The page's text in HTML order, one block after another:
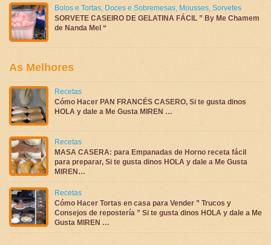
Bolos e Tortas, Doces e Sobremesas, Mousses, Sorvetes
SORVETE CASEIRO DE GELATINA FÁCIL ” By Me Chamem
de Nanda Mel “
As Melhores
Recetas
Cómo Hacer PAN FRANCÉS CASERO, Si te gusta dinos
HOLA y dale a Me Gusta MIREN …
Recetas
MASA CASERA: para Empanadas de Horno receta fácil
para preparar, Si te gusta dinos HOLA y dale a Me Gusta
MIREN…
Recetas
Cómo Hacer Tortas en casa para Vender ” Trucos y
Consejos de repostería ” Si te gusta dinos HOLA y dale a Me
Gusta MIREN …